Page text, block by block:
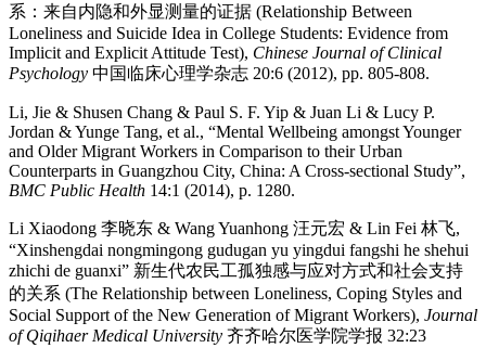
系：来自内隐和外显测量的证据 (Relationship Between
Loneliness and Suicide Idea in College Students: Evidence from
Implicit and Explicit Attitude Test), Chinese Journal of Clinical
Psychology 中国临床心理学杂志 20:6 (2012), pp. 805-808.
Li, Jie & Shusen Chang & Paul S. F. Yip & Juan Li & Lucy P.
Jordan & Yunge Tang, et al., “Mental Wellbeing amongst Younger
and Older Migrant Workers in Comparison to their Urban
Counterparts in Guangzhou City, China: A Cross-sectional Study”,
BMC Public Health 14:1 (2014), p. 1280.
Li Xiaodong 李晓东 & Wang Yuanhong 汪元宏 & Lin Fei 林飞,
“Xinshengdai nongmingong gudugan yu yingdui fangshi he shehui
zhichi de guanxi” 新生代农民工孤独感与应对方式和社会支持
的关系 (The Relationship between Loneliness, Coping Styles and
Social Support of the New Generation of Migrant Workers), Journal
of Qiqihaer Medical University 齐齐哈尔医学院学报 32:23